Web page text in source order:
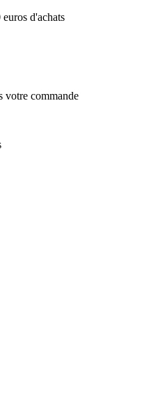
d'achats
commande